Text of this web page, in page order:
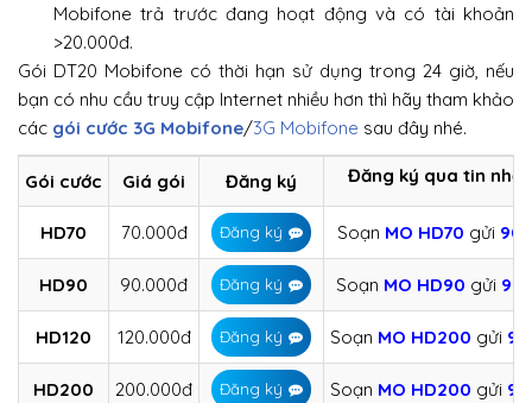
Mobifone trả trước đang hoạt động và có tài khoản
>20.000đ.
Gói DT20 Mobifone có thời hạn sử dụng trong 24 giờ, nếu
bạn có nhu cầu truy cập Internet nhiều hơn thì hãy tham khảo
các gói cước 3G Mobifone/3G Mobifone sau đây nhé.
Gói cước Giá gói Đăng ký Đăng ký qua tin nhắn
HD70 70.000đ Đăng ký Soạn MO HD70 gửi
HD90 90.000đ Đăng ký Soạn MO HD90 gửi
HD120 120.000đ Đăng ký Soạn MO HD200 gửi
HD200 200.000đ Đăng ký Soạn MO HD200 gửi